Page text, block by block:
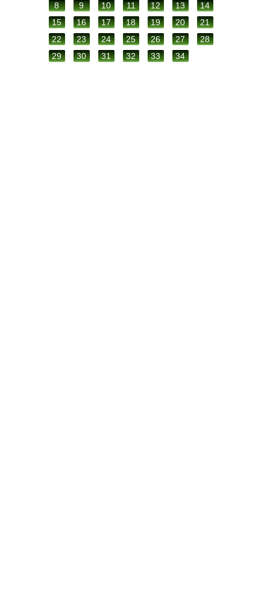
8
9 10 11 12 13
14
15
16 17 18 19 20
21
22
23 24 25 26 27
28
29
30 31 32 33 34